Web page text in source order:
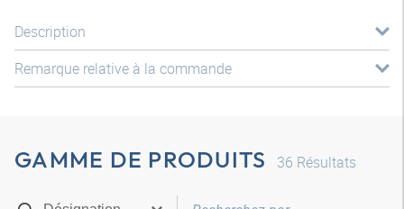
Description
Remarque relative à la commande
GAMME DE PRODUITS 36 Résultats